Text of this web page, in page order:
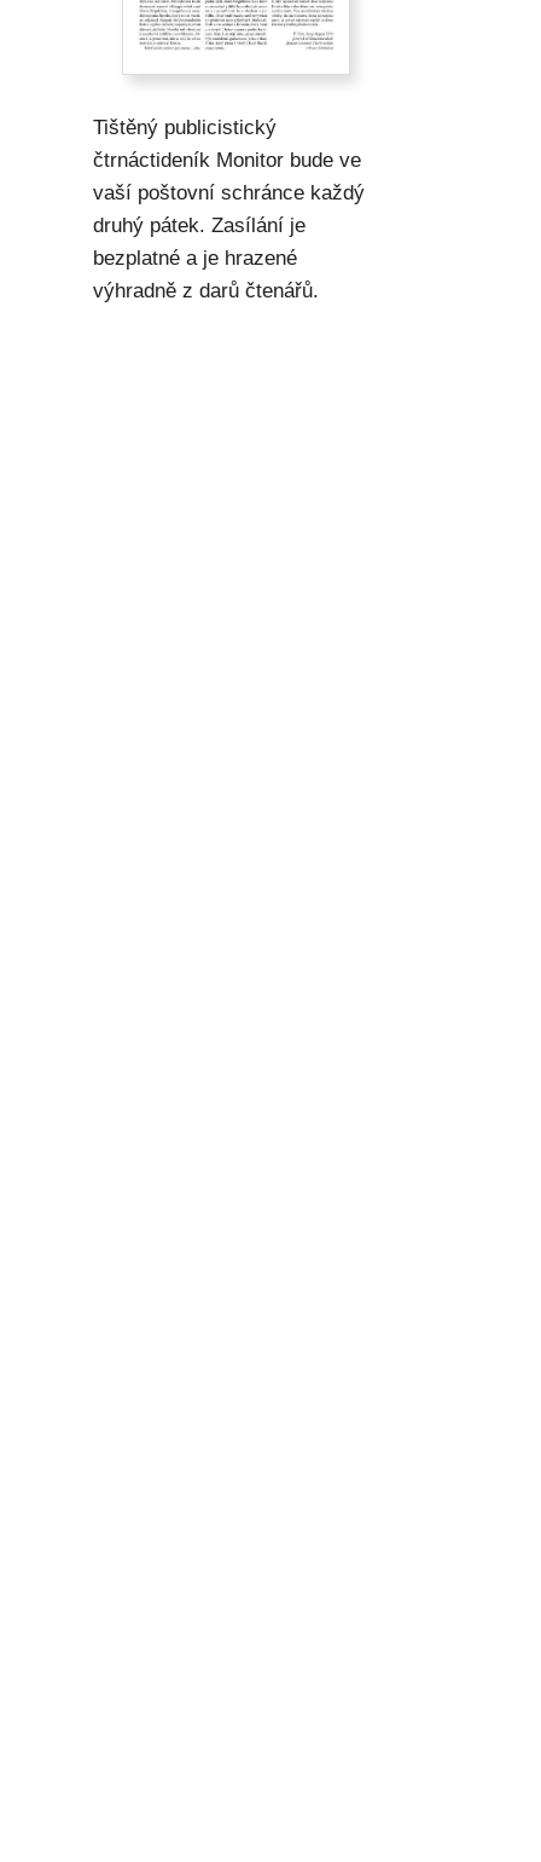
Tištěný publicistický
čtrnáctideník Monitor bude ve
vaší poštovní schránce každý
druhý pátek. Zasílání je
bezplatné a je hrazené
výhradně z darů čtenářů.